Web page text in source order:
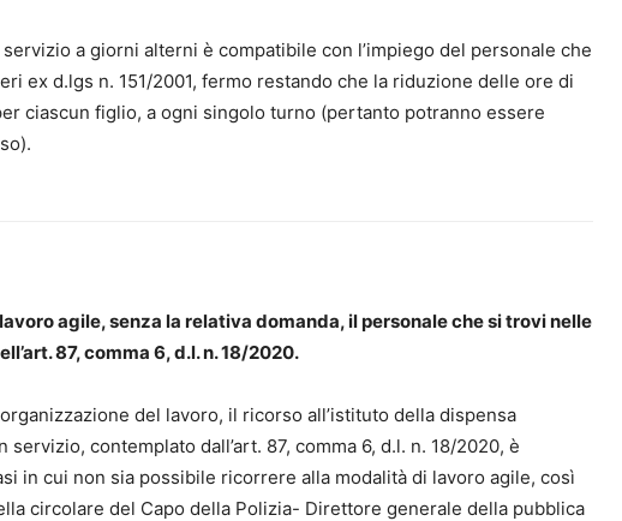
a giorni alterni è compatibile con l’impiego del personale che
ex d.lgs n. 151/2001, fermo restando che la riduzione delle ore di
ciascun figlio, a ogni singolo turno (pertanto potranno essere
agile, senza la relativa domanda, il personale che si trovi nelle
87, comma 6, d.l. n. 18/2020.
del lavoro, il ricorso all’istituto della dispensa
contemplato dall’art. 87, comma 6, d.l. n. 18/2020, è
in cui non sia possibile ricorrere alla modalità di lavoro agile, così
circolare del Capo della Polizia- Direttore generale della pubblica